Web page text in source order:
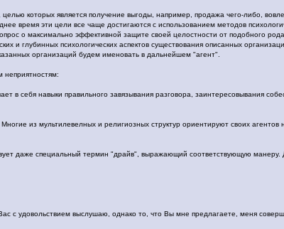
которых является получение выгоды, например, продажа чего-либо,
время эти цели все чаще достигаются с использованием методов
о максимально эффективной защите своей целостности от подобного рода
и глубинных психологических аспектов существования описанных
организаций будем именовать в дальнейшем "агент".
неприятностям:
в себя навыки правильного завязывания разговора, заинтересовывания
из мультилевелных и религиозных структур ориентируют своих агентов
даже специальный термин "драйв", выражающий соответствующую
с удовольствием выслушаю, однако то, что Вы мне предлагаете, меня